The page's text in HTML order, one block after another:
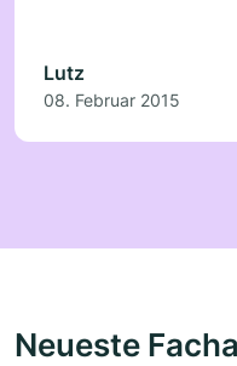
Lutz
08. Februar 2015
Neueste